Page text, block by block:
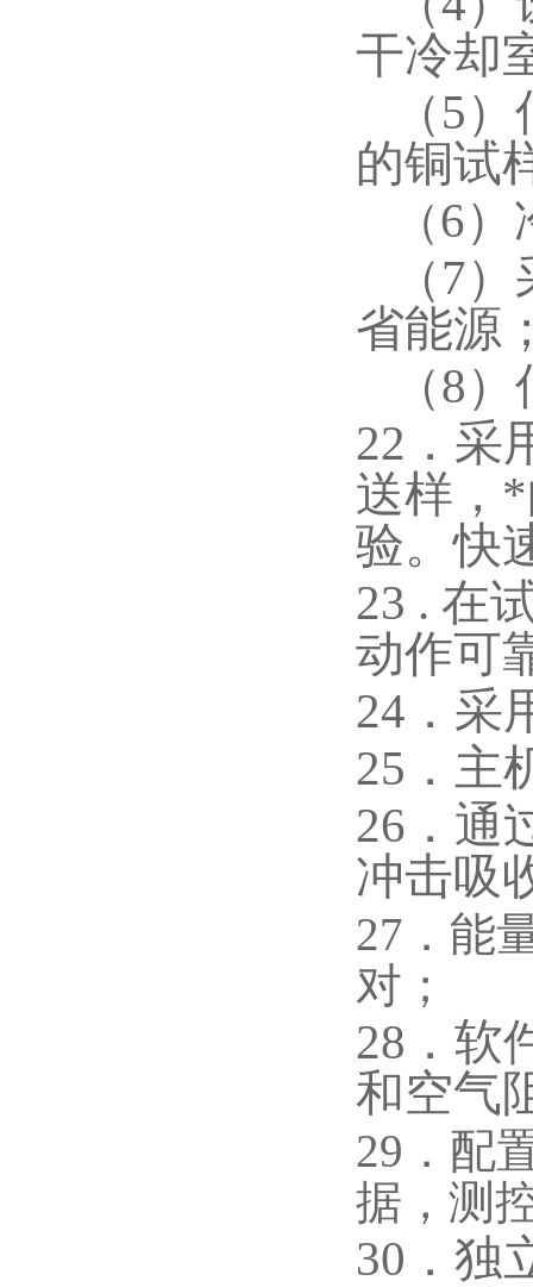
干冷却
（5）
的铜试
（6）
（7）
省能源
（8）
22．采
送样，
验。快
23 . 在
动作可
24．采
25．主
26．通
冲击吸
27．能
对；
28．软
和空气
29．配
据，测
30．独